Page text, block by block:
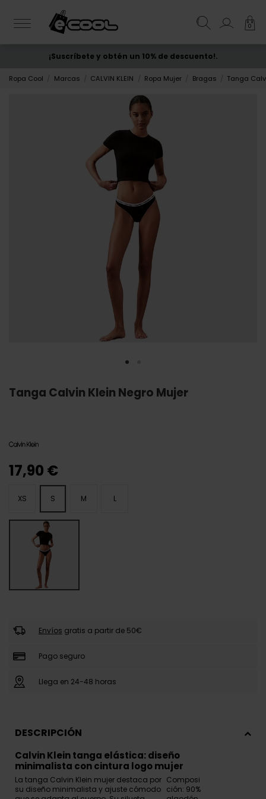
0
ENVÍO GRATIS desde 50€
¡Suscríbete y obtén un 10% de descuento!.
Ropa Cool Marcas CALVIN KLEIN Ropa Mujer Bragas Tanga
Tanga Calvin Klein Negro Mujer
17,90 €
XS S M L
Envíos gratis a partir de 50€
Pago seguro
Llega en 24-48 horas
DESCRIPCIÓN
Calvin Klein tanga elástica: diseño
minimalista con cintura logo mujer
La tanga Calvin Klein mujer destaca por
su diseño minimalista y ajuste cómodo
Composi
ción: 90%